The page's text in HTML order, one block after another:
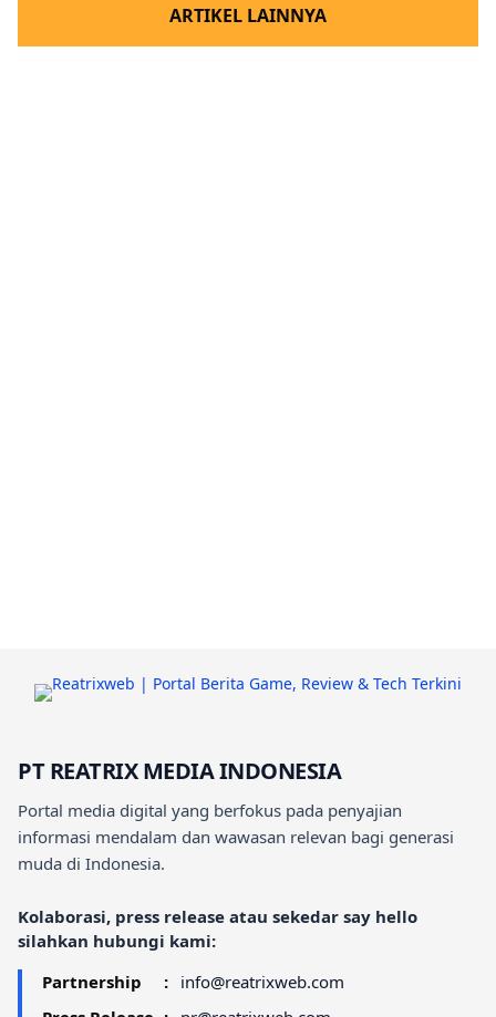
ARTIKEL LAINNYA
PT REATRIX MEDIA INDONESIA
Portal media digital yang berfokus pada penyajian
informasi mendalam dan wawasan relevan bagi generasi
muda di Indonesia.
Kolaborasi, press release atau sekedar say hello
silahkan hubungi kami:
Partnership
: info@reatrixweb.com